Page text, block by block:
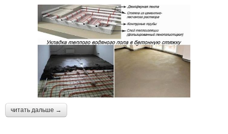
читать дальше →